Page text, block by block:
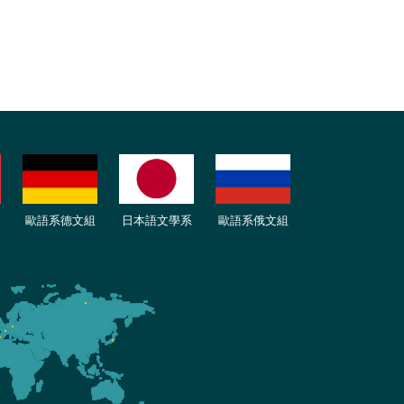
歐語系德文組 日本語文學系 歐語系俄文組